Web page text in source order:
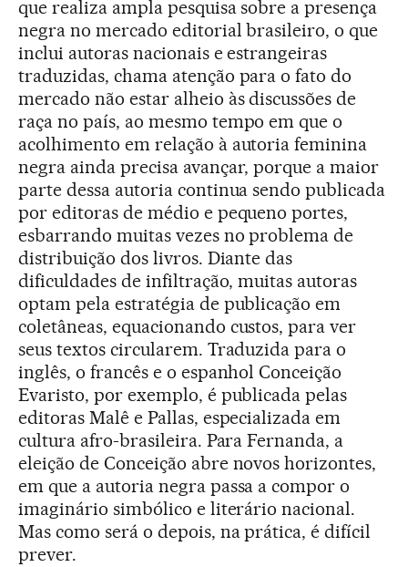
que realiza ampla pesquisa sobre a presença
negra no mercado editorial brasileiro, o que
inclui autoras nacionais e estrangeiras
traduzidas, chama atenção para o fato do
mercado não estar alheio às discussões de
raça no país, ao mesmo tempo em que o
acolhimento em relação à autoria feminina
negra ainda precisa avançar, porque a maior
parte dessa autoria continua sendo publicada
por editoras de médio e pequeno portes,
esbarrando muitas vezes no problema de
distribuição dos livros. Diante das
dificuldades de infiltração, muitas autoras
optam pela estratégia de publicação em
coletâneas, equacionando custos, para ver
seus textos circularem. Traduzida para o
inglês, o francês e o espanhol Conceição
Evaristo, por exemplo, é publicada pelas
editoras Malê e Pallas, especializada em
cultura afro-brasileira. Para Fernanda, a
eleição de Conceição abre novos horizontes,
em que a autoria negra passa a compor o
imaginário simbólico e literário nacional.
Mas como será o depois, na prática, é difícil
prever.